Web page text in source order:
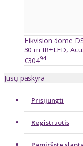
Hikvision dome
30 m IR+LED,
€30494
Jūsų paskyra
Prisijungti
Registruotis